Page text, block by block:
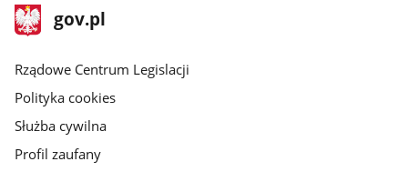
stopka
gov.plStrona
gov.pl
Rządowe Centrum Legislacji
Polityka cookies
Służba cywilna
Profil zaufany